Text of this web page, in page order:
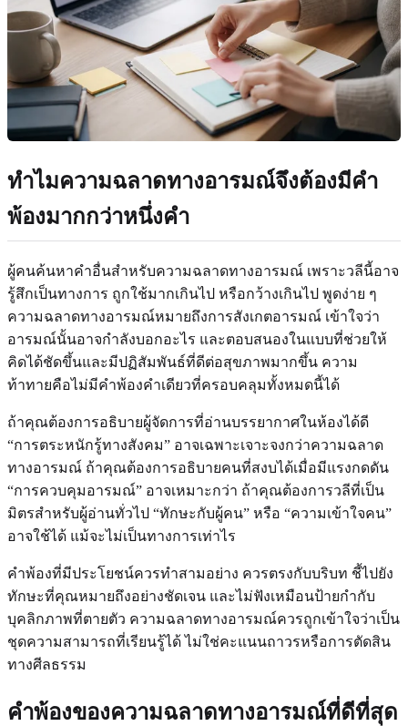
ทำไมความฉลาดทางอารมณ์จึงต้องมีคำ
พ้องมากกว่าหนึ่งคำ
ผู้คนค้นหาคำอื่นสำหรับความฉลาดทางอารมณ์ เพราะวลีนี้อาจ
รู้สึกเป็นทางการ ถูกใช้มากเกินไป หรือกว้างเกินไป พูดง่าย ๆ
ความฉลาดทางอารมณ์หมายถึงการสังเกตอารมณ์ เข้าใจว่า
อารมณ์นั้นอาจกำลังบอกอะไร และตอบสนองในแบบที่ช่วยให้
คิดได้ชัดขึ้นและมีปฏิสัมพันธ์ที่ดีต่อสุขภาพมากขึ้น ความ
ท้าทายคือไม่มีคำพ้องคำเดียวที่ครอบคลุมทั้งหมดนี้ได้
ถ้าคุณต้องการอธิบายผู้จัดการที่อ่านบรรยากาศในห้องได้ดี
“การตระหนักรู้ทางสังคม” อาจเฉพาะเจาะจงกว่าความฉลาด
ทางอารมณ์ ถ้าคุณต้องการอธิบายคนที่สงบได้เมื่อมีแรงกดดัน
“การควบคุมอารมณ์” อาจเหมาะกว่า ถ้าคุณต้องการวลีที่เป็น
มิตรสำหรับผู้อ่านทั่วไป “ทักษะกับผู้คน” หรือ “ความเข้าใจคน”
อาจใช้ได้ แม้จะไม่เป็นทางการเท่าไร
คำพ้องที่มีประโยชน์ควรทำสามอย่าง ควรตรงกับบริบท ชี้ไปยัง
ทักษะที่คุณหมายถึงอย่างชัดเจน และไม่ฟังเหมือนป้ายกำกับ
บุคลิกภาพที่ตายตัว ความฉลาดทางอารมณ์ควรถูกเข้าใจว่าเป็น
ชุดความสามารถที่เรียนรู้ได้ ไม่ใช่คะแนนถาวรหรือการตัดสิน
ทางศีลธรรม
คำพ้องของความฉลาดทางอารมณ์ที่ดีที่สุด